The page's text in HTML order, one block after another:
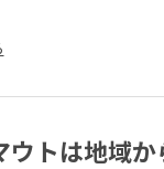
ウトは地域